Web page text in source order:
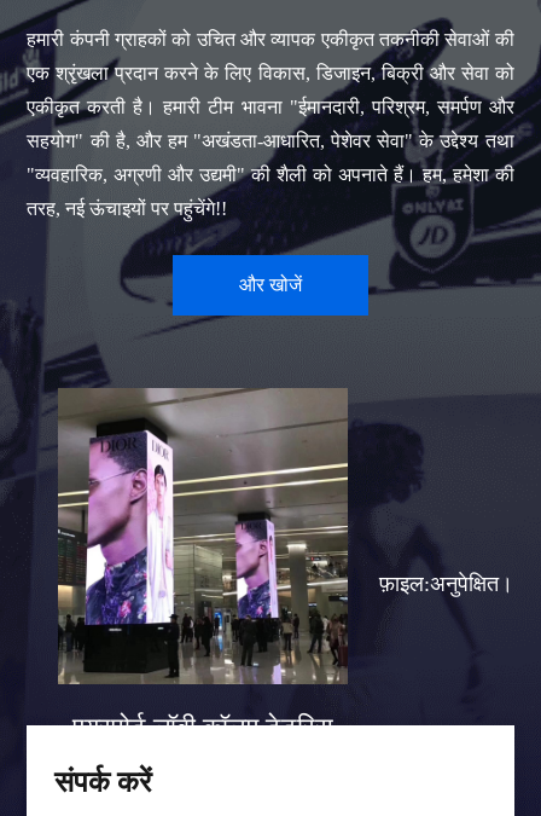
हमारी कंपनी ग्राहकों को उचित और व्यापक एकीकृत तकनीकी सेवाओं की
एक श्रृंखला प्रदान करने के लिए विकास, डिजाइन, बिक्री और सेवा को
एकीकृत करती है। हमारी टीम भावना "ईमानदारी, परिश्रम, समर्पण और
सहयोग" की है, और हम "अखंडता-आधारित, पेशेवर सेवा" के उद्देश्य तथा
"व्यवहारिक, अग्रणी और उद्यमी" की शैली को अपनाते हैं। हम, हमेशा की
तरह, नई ऊंचाइयों पर पहुंचेंगे!!
और खोजें
एयरपोर्ट लॉबी कॉलम टेटरिस
फ़ाइल:अनुपेक्षित।
संपर्क करें